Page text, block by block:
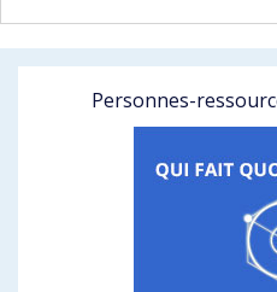
Personnes-